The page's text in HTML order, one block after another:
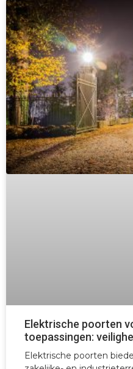
Elektrische poorten
toepassingen:
Elektrische poorten